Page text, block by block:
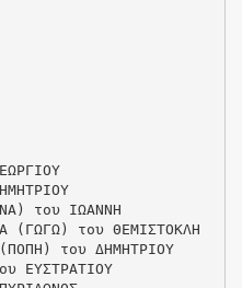
του ΙΩΑΝΝΗ
(ΓΩΓΩ) του ΘΕΜΙΣΤΟΚΛΗ
του ΔΗΜΗΤΡΙΟΥ
ΕΥΣΤΡΑΤΙΟΥ